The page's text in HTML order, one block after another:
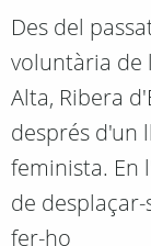
Des del
voluntària de
Alta, Ribera
després d'un
feminista. En
de
fer-ho